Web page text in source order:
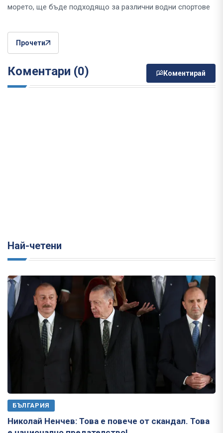
морето, ще бъде подходящо за различни водни спортове
Прочети
Коментари (0) Коментирай
Най-четени
БЪЛГАРИЯ
Николай Ненчев: Това е повече от скандал. Това